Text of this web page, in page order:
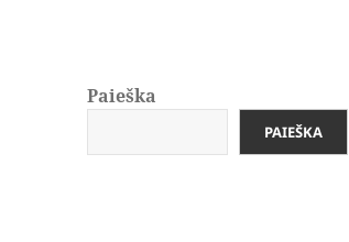
Paieška
PAIEŠKA